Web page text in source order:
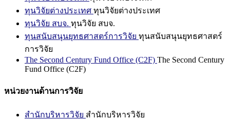
ทุนวิจัยต่างประเทศ ทุนวิจัยต่างประเทศ
ทุนวิจัย สบจ. ทุนวิจัย สบจ.
ทุนสนับสนุนยุทธศาสตร์การวิจัย ทุนสนับสนุนยุทธศาสตร์
การวิจัย
The Second Century Fund Office (C2F) The Second Century
Fund Office (C2F)
หน่วยงานด้านการวิจัย
สำนักบริหารวิจัย สำนักบริหารวิจัย